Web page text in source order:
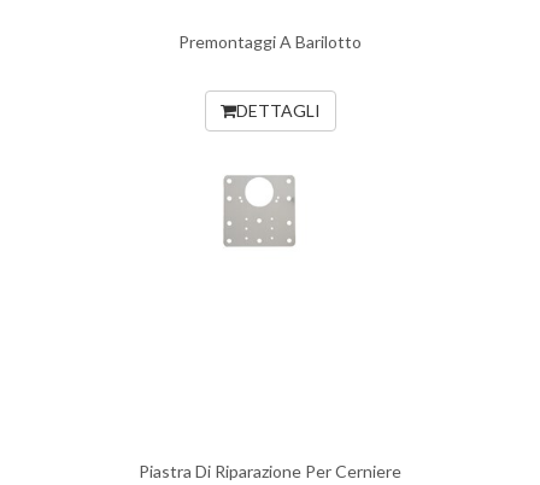
Premontaggi A Barilotto
DETTAGLI
Piastra Di Riparazione Per Cerniere